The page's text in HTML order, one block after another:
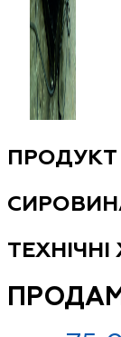
ПРОДУКТ
ПРОДАМ